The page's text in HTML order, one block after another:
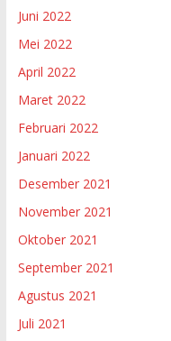
Juni 2022
Mei 2022
April 2022
Maret 2022
Februari 2022
Januari 2022
Desember 2021
November 2021
Oktober 2021
September 2021
Agustus 2021
Juli 2021